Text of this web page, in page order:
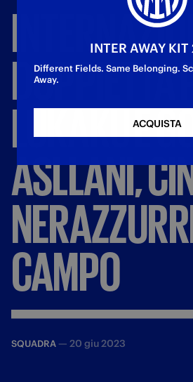
DOPPIETTA
LUKAKUE
ASLLANI,
CAMPO
SQUADRA — 20 giu 2023
INTER AWAY
Different Fields. Same Belonging.
Away.
ACQUISTA